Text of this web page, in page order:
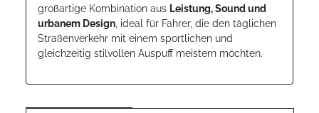
großartige Kombination aus Leistung, Sound und
urbanem Design , ideal für Fahrer, die den täglichen
Straßenverkehr mit einem sportlichen und
gleichzeitig stilvollen Auspuff meistern möchten.